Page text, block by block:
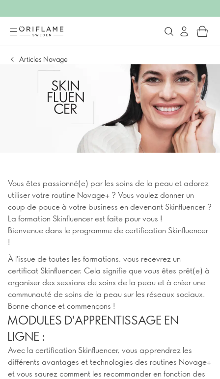
Articles Novage
Vous êtes passionné(e) par les soins de la peau et adorez
utiliser votre routine Novage+ ? Vous voulez donner un
coup de pouce à votre business en devenant Skinfluencer ?
La formation Skinfluencer est faite pour vous !
Bienvenue dans le programme de certification Skinfluencer
!
À l'issue de toutes les formations, vous recevrez un
certificat Skinfluencer. Cela signifie que vous êtes prêt(e) à
organiser des sessions de soins de la peau et à créer une
communauté de soins de la peau sur les réseaux sociaux.
Bonne chance et commençons !
MODULES D'APPRENTISSAGE EN
LIGNE :
Avec la certification Skinfluencer, vous apprendrez les
différents avantages et technologies des routines Novage+
et vous saurez comment les recommander en fonction des